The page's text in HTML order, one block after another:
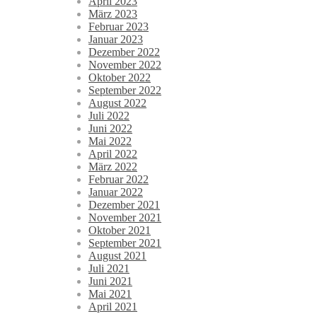
März 2023
Februar 2023
Januar 2023
Dezember 2022
November 2022
Oktober 2022
September 2022
August 2022
Juli 2022
Juni 2022
Mai 2022
April 2022
März 2022
Februar 2022
Januar 2022
Dezember 2021
November 2021
Oktober 2021
September 2021
August 2021
Juli 2021
Juni 2021
Mai 2021
April 2021